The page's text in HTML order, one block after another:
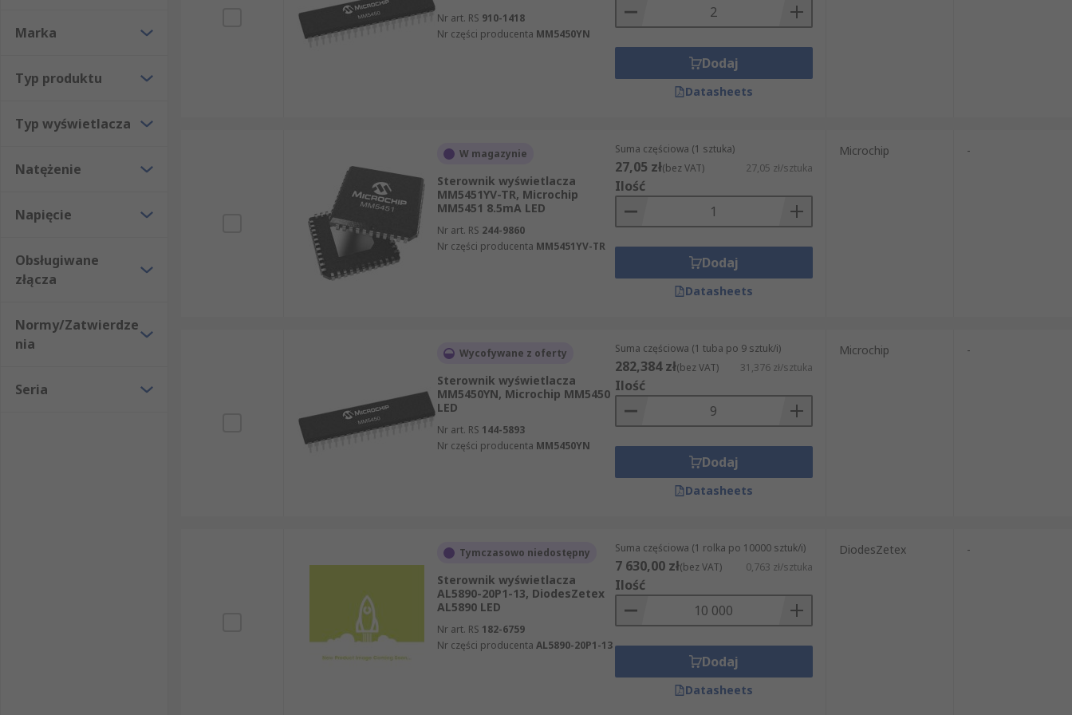
Marka
Typ produktu
Typ wyświetlacza
Natężenie
Napięcie
Obsługiwane
złącza
Normy/Zatwierdze
nia
Seria
Nr art. RS 910-1418
Nr części producenta MM5450YN
Dodaj
Datasheets
W magazynie
Sterownik wyświetlacza
MM5451YV-TR, Microchip
MM5451 8.5mA LED
Nr art. RS 244-9860
Nr części producenta MM5451YV-TR
Suma częściowa (1 sztuka)
27,05 zł(bez VAT) 27,05 zł/sztuka
Ilość
Dodaj
Datasheets
Microchip -
Wycofywane z oferty
Sterownik wyświetlacza
MM5450YN, Microchip MM5450
LED
Nr art. RS 144-5893
Nr części producenta MM5450YN
Suma częściowa (1 tuba po 9 sztuk/i)
282,384 zł(bez VAT) 31,376 zł/sztuka
Ilość
Dodaj
Datasheets
Microchip -
Tymczasowo niedostępny
Sterownik wyświetlacza
AL5890-20P1-13, DiodesZetex
AL5890 LED
Nr art. RS 182-6759
Nr części producenta AL5890-20P1-13
Suma częściowa (1 rolka po 10000 sztuk/i)
7 630,00 zł(bez VAT) 0,763 zł/sztuka
Ilość
Dodaj
Datasheets
DiodesZetex -